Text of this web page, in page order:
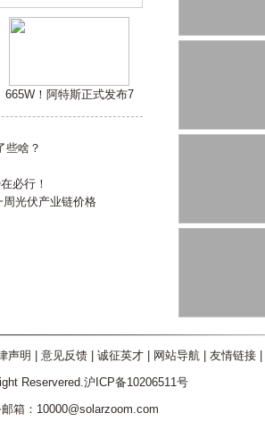
665W！阿特斯正式发布7
些啥？
必行！
周光伏产业链价格
声明 意见反馈| 诚征英才| 网站导航| 友情链接|
Reservered.沪ICP备10206511号
箱：10000@solarzoom.com